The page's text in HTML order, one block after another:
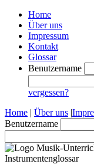
Home
Über uns
Impressum
Kontakt
Glossar
Benutzername
vergessen?
Home | Über uns |
Benutzername
Instrumentenglossar